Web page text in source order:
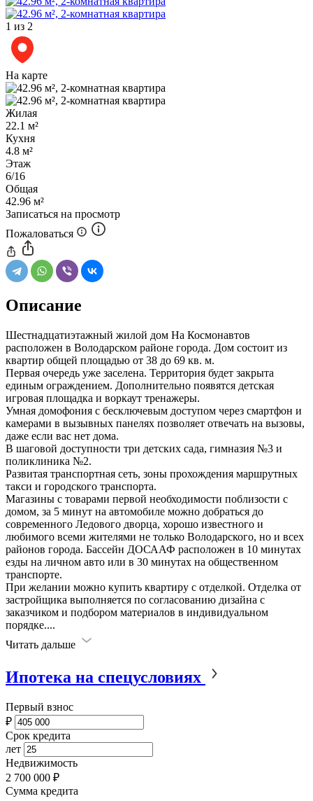
1 из 2
На карте
Жилая
22.1 м²
Кухня
4.8 м²
Этаж
6/16
Общая
42.96 м²
Записаться на просмотр
Пожаловаться
Описание
Шестнадцатиэтажный жилой дом На Космонавтов
расположен в Володарском районе города. Дом состоит из
квартир общей площадью от 38 до 69 кв. м.
Первая очередь уже заселена. Территория будет закрыта
единым ограждением. Дополнительно появятся детская
игровая площадка и воркаут тренажеры.
Умная домофония с бесключевым доступом через смартфон и
камерами в вызывных панелях позволяет отвечать на вызовы,
даже если вас нет дома.
В шаговой доступности три детских сада, гимназия №3 и
поликлиника №2.
Развитая транспортная сеть, зоны прохождения маршрутных
такси и городского транспорта.
Магазины с товарами первой необходимости поблизости с
домом, за 5 минут на автомобиле можно добраться до
современного Ледового дворца, хорошо известного и
любимого всеми жителями не только Володарского, но и всех
районов города. Бассейн ДОСААФ расположен в 10 минутах
езды на личном авто или в 30 минутах на общественном
транспорте.
При желании можно купить квартиру с отделкой. Отделка от
застройщика выполняется по согласованию дизайна с
заказчиком и подбором материалов в индивидуальном
порядке....
Читать дальше
Ипотека на спецусловиях
Первый взнос
₽
Срок кредита
лет
Недвижимость
2 700 000 ₽
Сумма кредита